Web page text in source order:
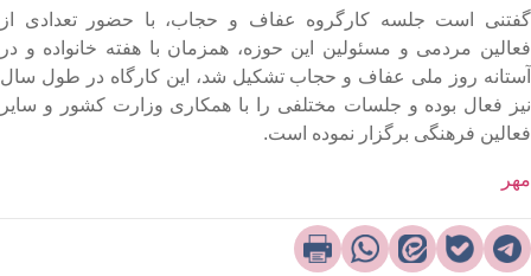
است جلسه کارگروه عفاف و حجاب، با حضور تعدادی از
مردمی و مسئولین این حوزه، همزمان با هفته خانواده و در
روز ملی عفاف و حجاب تشکیل شد، این کارگاه در طول سال
فعال بوده و جلسات مختلفی را با همکاری وزارت کشور و سایر
فرهنگی برگزار نموده است.​